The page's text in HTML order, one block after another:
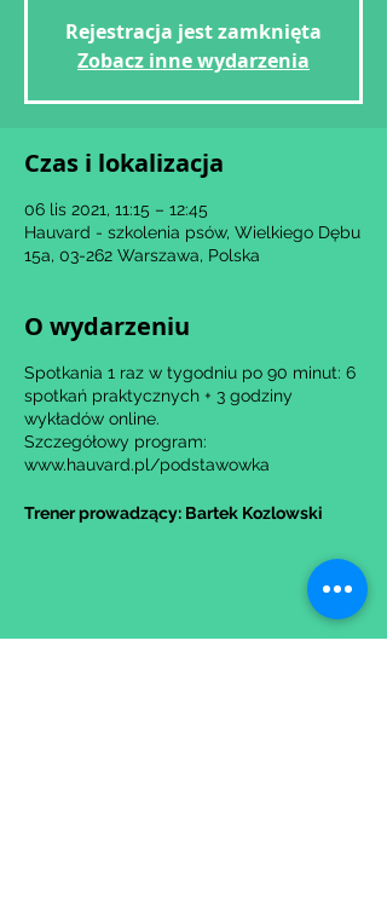
Rejestracja jest zamknięta
Zobacz inne wydarzenia
Czas i lokalizacja
06 lis 2021, 11:15 – 12:45
Hauvard - szkolenia psów, Wielkiego Dębu
15a, 03-262 Warszawa, Polska
O wydarzeniu
Spotkania 1 raz w tygodniu po 90 minut: 6
spotkań praktycznych + 3 godziny
wykładów online.
Szczegółowy program:
www.hauvard.pl/podstawowka
Trener prowadzący: Bartek Kozlowski
Udostępnij to wydarzenie